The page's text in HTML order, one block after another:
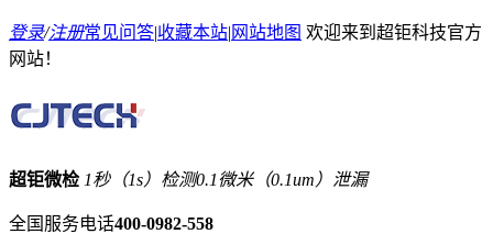
登录/注册常见问答|收藏本站| 网站地图 欢迎来到超钜科技官方
网站！
超钜微检 1秒（1s）检测0.1微米（0.1um）泄漏
全国服务电话400-0982-558